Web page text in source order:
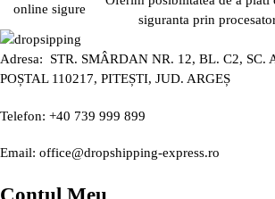
siguranta prin
Adresa: STR. SMÂRDAN NR. 12, BL. C2, SC.
POȘTAL 110217, PITEȘTI, JUD. ARGEȘ
Telefon: +40 739 999 899
Email: office@dropshipping-express.ro